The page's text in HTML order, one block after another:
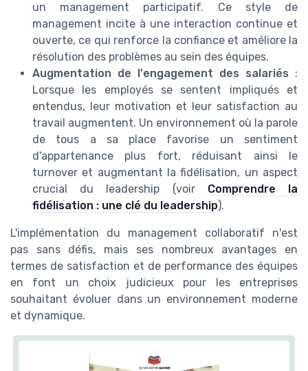
un management participatif. Ce style de
management incite à une interaction continue et
ouverte, ce qui renforce la confiance et améliore la
résolution des problèmes au sein des équipes.
Augmentation de l'engagement des salariés :
Lorsque les employés se sentent impliqués et
entendus, leur motivation et leur satisfaction au
travail augmentent. Un environnement où la parole
de tous a sa place favorise un sentiment
d'appartenance plus fort, réduisant ainsi le
turnover et augmentant la fidélisation, un aspect
crucial du leadership (voir Comprendre la
fidélisation : une clé du leadership).
L'implémentation du management collaboratif n'est
pas sans défis, mais ses nombreux avantages en
termes de satisfaction et de performance des équipes
en font un choix judicieux pour les entreprises
souhaitant évoluer dans un environnement moderne
et dynamique.